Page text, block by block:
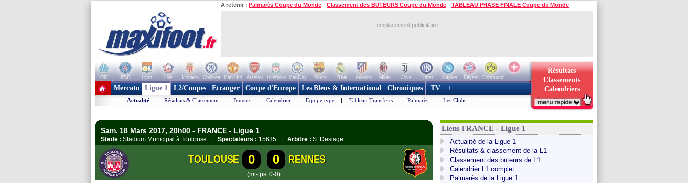
A retenir : Palmarès Coupe du Monde - Classement des BUTEURS Coupe du Monde - TABLEAU PHASE FINALE Coupe du Monde
emplacement publicitaire
OM PSG Lyon Lille Monaco Chelsea Man Utd Arsenal Liverpool ManCity Barca Real Atletico Milan Juve Inter Naples Bayern
Dortmund
+ de clubs
Résultats
Classements
Calendriers
Mercato Ligue 1 L2/Coupes Etranger Coupe d'Europe Les Bleus & International Chroniques TV +
Actualité | Résultats & Classement | Buteurs | Calendrier | Equipe type | Tableau Transferts | Palmarès | Les Clubs |
Sam. 18 Mars 2017, 20h00 - FRANCE - Ligue 1
Stade : Stadium Municipal à Toulouse | Spectateurs : 15635 | Arbitre : S. Desiage
TOULOUSE 0 0 RENNES
(mi-tps: 0-0)
Liens FRANCE - Ligue 1
Actualité de la Ligue 1
Résultats & classement de la L1
Classement des buteurs de L1
Calendrier L1 complet
Palmarès de la Ligue 1